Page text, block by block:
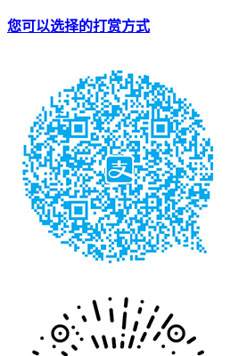
您可以选择的打赏方式